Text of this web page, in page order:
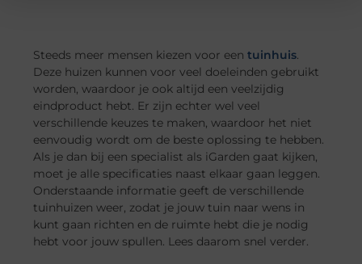
Steeds meer mensen kiezen voor eentuinhuis.
Deze huizen kunnen voor veel doeleinden gebruikt
worden, waardoor je ook altijd een veelzijdig
eindproduct hebt. Er zijn echter wel veel
verschillende keuzes te maken, waardoor het niet
eenvoudig wordt om de beste oplossing te hebben.
Als je dan bij een specialist als iGarden gaat kijken,
moet je alle specificaties naast elkaar gaan leggen.
Onderstaande informatie geeft de verschillende
tuinhuizen weer, zodat je jouw tuin naar wens in
kunt gaan richten en de ruimte hebt die je nodig
hebt voor jouw spullen. Lees daarom snel verder.